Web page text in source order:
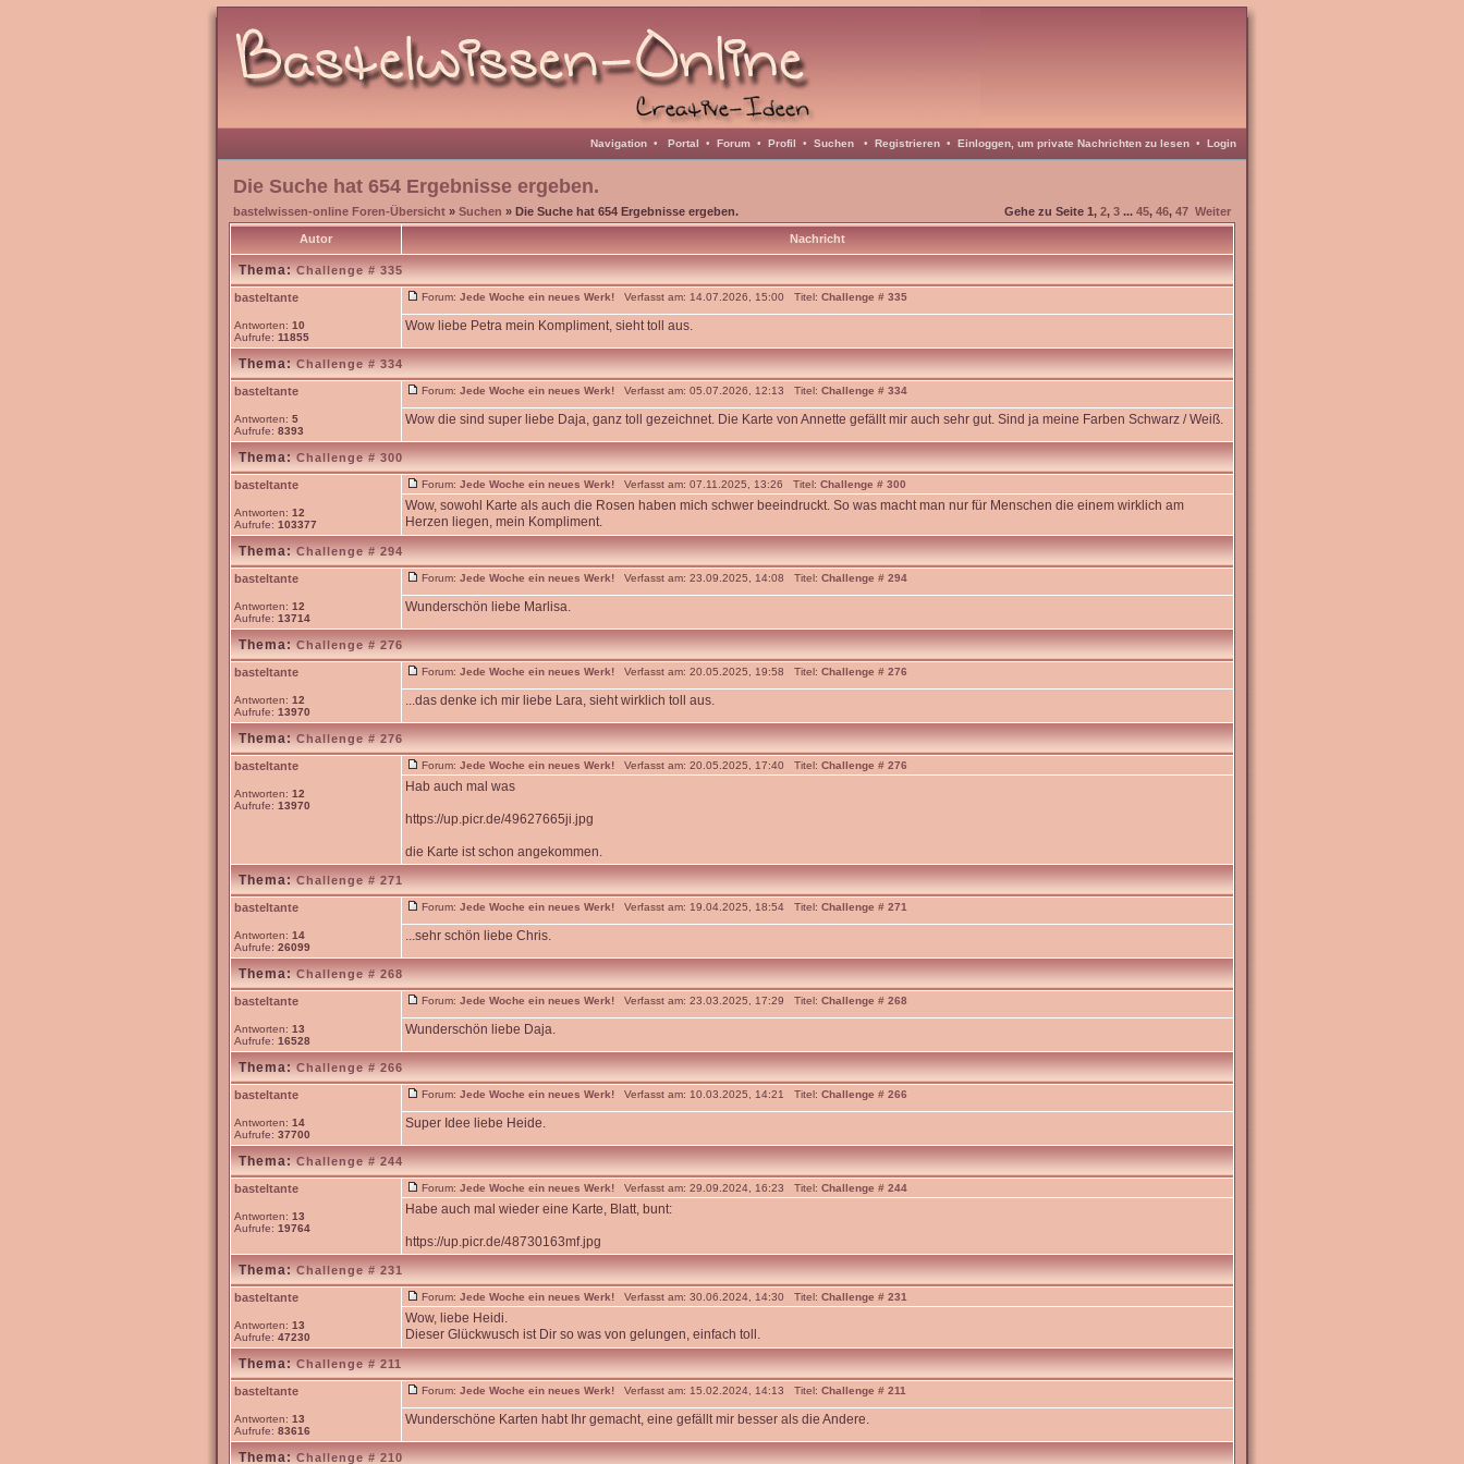
Navigation • Portal • Forum • Profil • Suchen • Registrieren • Einloggen, um private Nachrichten zu lesen • Login
Die Suche hat 654 Ergebnisse ergeben.
bastelwissen-online Foren-Übersicht » Suchen » Die Suche hat 654 Ergebnisse ergeben. Gehe zu Seite 1, 2, 3 ... 45, 46, 47 Weiter
Autor Nachricht
Thema:Challenge # 335
basteltante
Antworten: 10
Aufrufe: 11855
Forum: Jede Woche ein neues Werk! Verfasst am: 14.07.2026, 15:00 Titel: Challenge # 335
Wow liebe Petra mein Kompliment, sieht toll aus.
Thema:Challenge # 334
basteltante
Antworten: 5
Aufrufe: 8393
Forum: Jede Woche ein neues Werk! Verfasst am: 05.07.2026, 12:13 Titel: Challenge # 334
Wow die sind super liebe Daja, ganz toll gezeichnet. Die Karte von Annette gefällt mir auch sehr gut. Sind ja meine Farben Schwarz / Weiß.
Thema:Challenge # 300
basteltante
Antworten: 12
Aufrufe: 103377
Forum: Jede Woche ein neues Werk! Verfasst am: 07.11.2025, 13:26 Titel: Challenge # 300
Wow, sowohl Karte als auch die Rosen haben mich schwer beeindruckt. So was macht man nur für Menschen die einem wirklich am
Herzen liegen, mein Kompliment.
Thema:Challenge # 294
basteltante
Antworten: 12
Aufrufe: 13714
Forum: Jede Woche ein neues Werk! Verfasst am: 23.09.2025, 14:08 Titel: Challenge # 294
Wunderschön liebe Marlisa.
Thema:Challenge # 276
basteltante
Antworten: 12
Aufrufe: 13970
Forum: Jede Woche ein neues Werk! Verfasst am: 20.05.2025, 19:58 Titel: Challenge # 276
...das denke ich mir liebe Lara, sieht wirklich toll aus.
Thema:Challenge # 276
basteltante
Antworten: 12
Aufrufe: 13970
Forum: Jede Woche ein neues Werk! Verfasst am: 20.05.2025, 17:40 Titel: Challenge # 276
Hab auch mal was
https://up.picr.de/49627665ji.jpg
die Karte ist schon angekommen.
Thema:Challenge # 271
basteltante
Antworten: 14
Aufrufe: 26099
Forum: Jede Woche ein neues Werk! Verfasst am: 19.04.2025, 18:54 Titel: Challenge # 271
...sehr schön liebe Chris.
Thema:Challenge # 268
basteltante
Antworten: 13
Aufrufe: 16528
Forum: Jede Woche ein neues Werk! Verfasst am: 23.03.2025, 17:29 Titel: Challenge # 268
Wunderschön liebe Daja.
Thema:Challenge # 266
basteltante
Antworten: 14
Aufrufe: 37700
Forum: Jede Woche ein neues Werk! Verfasst am: 10.03.2025, 14:21 Titel: Challenge # 266
Super Idee liebe Heide.
Thema:Challenge # 244
basteltante
Antworten: 13
Aufrufe: 19764
Forum: Jede Woche ein neues Werk! Verfasst am: 29.09.2024, 16:23 Titel: Challenge # 244
Habe auch mal wieder eine Karte, Blatt, bunt:
https://up.picr.de/48730163mf.jpg
Thema:Challenge # 231
basteltante
Antworten: 13
Aufrufe: 47230
Forum: Jede Woche ein neues Werk! Verfasst am: 30.06.2024, 14:30 Titel: Challenge # 231
Wow, liebe Heidi.
Dieser Glückwusch ist Dir so was von gelungen, einfach toll.
Thema:Challenge # 211
basteltante
Antworten: 13
Aufrufe: 83616
Forum: Jede Woche ein neues Werk! Verfasst am: 15.02.2024, 14:13 Titel: Challenge # 211
Wunderschöne Karten habt Ihr gemacht, eine gefällt mir besser als die Andere.
Thema:Challenge # 210